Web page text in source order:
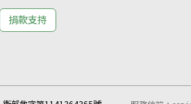
捐款支持